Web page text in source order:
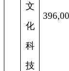
文
化
科
技